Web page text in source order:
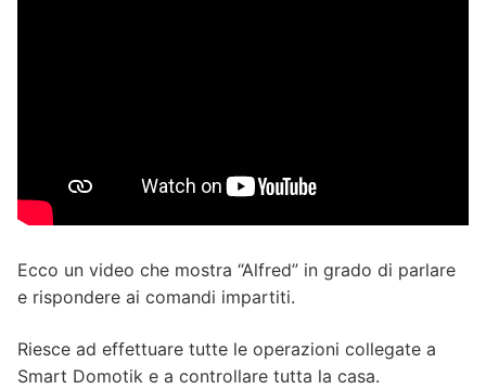
Ecco un video che mostra “Alfred” in grado di parlare
e rispondere ai comandi impartiti.
Riesce ad effettuare tutte le operazioni collegate a
Smart Domotik e a controllare tutta la casa.